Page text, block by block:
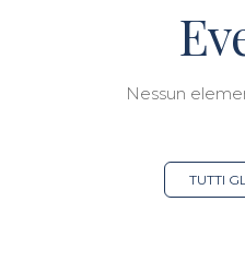
Nessun
TUTTI